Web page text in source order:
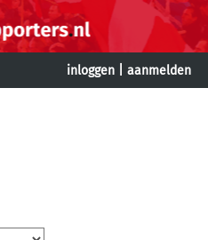
inloggen aanmelden